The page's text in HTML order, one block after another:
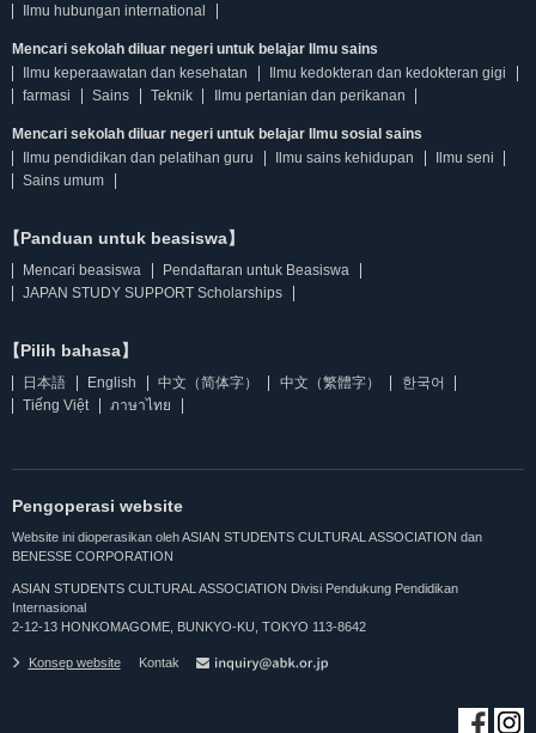
Ilmu hubungan international
Mencari sekolah diluar negeri untuk belajar Ilmu sains
Ilmu keperaawatan dan kesehatan
Ilmu kedokteran dan kedokteran gigi
farmasi
Sains Teknik Ilmu pertanian dan perikanan
Mencari sekolah diluar negeri untuk belajar Ilmu sosial sains
Ilmu pendidikan dan pelatihan guru
Ilmu sains kehidupan
Ilmu seni
Sains umum
【Panduan untuk beasiswa】
Mencari beasiswa
Pendaftaran untuk Beasiswa
JAPAN STUDY SUPPORT Scholarships
【Pilih bahasa】
日本語 English 中文（简体字） 中文（繁體字）
한국어
Tiếng Việt
ภาษาไทย
Pengoperasi website
Website ini dioperasikan oleh ASIAN STUDENTS CULTURAL ASSOCIATION dan
BENESSE CORPORATION
ASIAN STUDENTS CULTURAL ASSOCIATION Divisi Pendukung Pendidikan
Internasional
2-12-13 HONKOMAGOME, BUNKYO-KU, TOKYO 113-8642
Konsep website Kontak